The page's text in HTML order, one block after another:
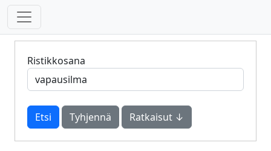
Ristikkosana
Tyhjennä Ratkaisut ↓